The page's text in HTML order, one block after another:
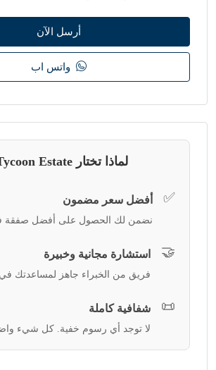
أرسل الآن
واتس اب
لماذا تختار Tycoon Estate؟
✅ أفضل سعر مضمون
نضمن لك الحصول على أفضل صفقة
🤝 استشارة مجانية وخبيرة
فريق من الخبراء جاهز لمساعدتك
📜 شفافية كاملة
لا توجد أي رسوم خفية. كل شيء